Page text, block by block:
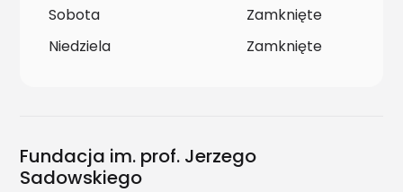
Sobota
Zamknięte
Niedziela
Zamknięte
Fundacja im. prof. Jerzego
Sadowskiego